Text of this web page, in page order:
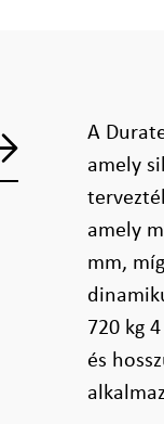
A
amely
amely
mm,
720 kg
és